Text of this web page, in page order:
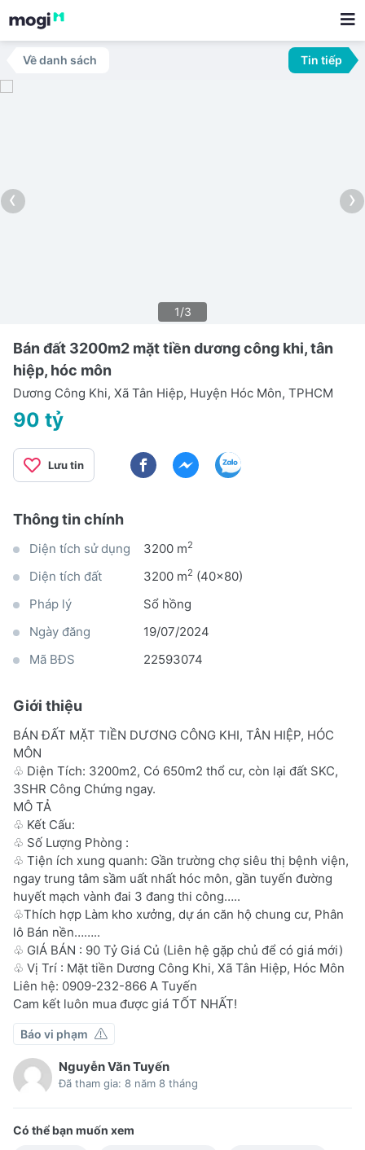
Về danh sách Tin tiếp
‹ ›
1/3
Bán đất 3200m2 mặt tiền dương công khi, tân
hiệp, hóc môn
Dương Công Khi, Xã Tân Hiệp, Huyện Hóc Môn, TPHCM
90 tỷ
Lưu tin
Thông tin chính
Diện tích sử dụng 3200 m2
Diện tích đất 3200 m2 (40x80)
Pháp lý
Sổ hồng
Ngày đăng
19/07/2024
Mã BĐS
22593074
Giới thiệu
BÁN ĐẤT MẶT TIỀN DƯƠNG CÔNG KHI, TÂN HIỆP, HÓC
MÔN
♧ Diện Tích: 3200m2, Có 650m2 thổ cư, còn lại đất SKC,
3SHR Công Chứng ngay.
MÔ TẢ
♧ Kết Cấu:
♧ Số Lượng Phòng :
♧ Tiện ích xung quanh: Gần trường chợ siêu thị bệnh viện,
ngay trung tâm sầm uất nhất hóc môn, gần tuyến đường
huyết mạch vành đai 3 đang thi công…..
♧Thích hợp Làm kho xưởng, dự án căn hộ chung cư, Phân
lô Bán nền……..
♧ GIÁ BÁN : 90 Tỷ Giá Củ (Liên hệ gặp chủ để có giá mới)
♧ Vị Trí : Mặt tiền Dương Công Khi, Xã Tân Hiệp, Hóc Môn
Liên hệ: 0909-232-866 A Tuyến
Cam kết luôn mua được giá TỐT NHẤT!
Báo vi phạm
Nguyễn Văn Tuyến
Đã tham gia: 8 năm 8 tháng
Có thể bạn muốn xem